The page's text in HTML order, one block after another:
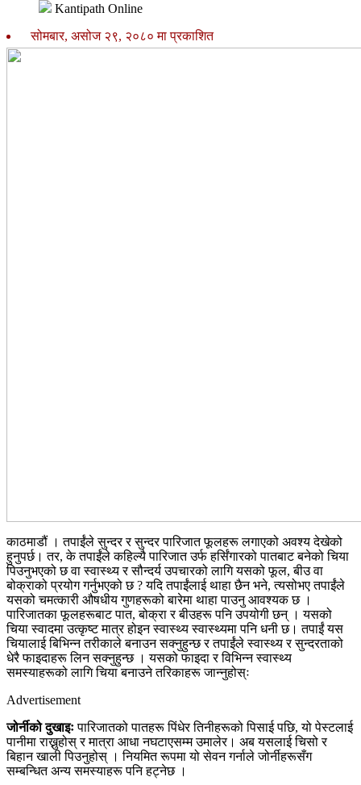
Kantipath Online
सोमबार, असोज २९, २०८० मा प्रकाशित
काठमाडौं । तपाईंले सुन्दर र सुन्दर पारिजात फूलहरू लगाएको अवश्य देखेको
हुनुपर्छ। तर, के तपाईंले कहिल्यै पारिजात उर्फ हर्सिंगारको पातबाट बनेको चिया
पिउनुभएको छ वा स्वास्थ्य र सौन्दर्य उपचारको लागि यसको फूल, बीउ वा
बोक्राको प्रयोग गर्नुभएको छ ? यदि तपाईंलाई थाहा छैन भने, त्यसोभए तपाईंले
यसको चमत्कारी औषधीय गुणहरूको बारेमा थाहा पाउनु आवश्यक छ ।
पारिजातका फूलहरूबाट पात, बोक्रा र बीउहरू पनि उपयोगी छन् । यसको
चिया स्वादमा उत्कृष्ट मात्र होइन स्वास्थ्य स्वास्थ्यमा पनि धनी छ। तपाईं यस
चियालाई बिभिन्न तरीकाले बनाउन सक्नुहुन्छ र तपाईंले स्वास्थ्य र सुन्दरताको
धेरै फाइदाहरू लिन सक्नुहुन्छ । यसको फाइदा र विभिन्न स्वास्थ्य
समस्याहरूको लागि चिया बनाउने तरिकाहरू जान्नुहोस्ः
Advertisement
जोर्नीको दुखाइःपारिजातको पातहरू पिंधेर तिनीहरूको पिसाई पछि, यो पेस्टलाई
पानीमा राख्नुहोस् र मात्रा आधा नघटाएसम्म उमालेर। अब यसलाई चिसो र
बिहान खाली पिउनुहोस् । नियमित रूपमा यो सेवन गर्नाले जोर्नीहरूसँग
सम्बन्धित अन्य समस्याहरू पनि हट्नेछ ।